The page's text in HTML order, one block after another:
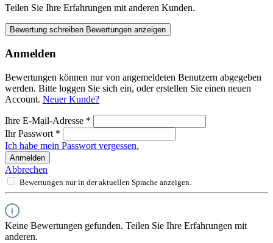
Teilen Sie Ihre Erfahrungen mit anderen Kunden.
Bewertung schreiben Bewertungen anzeigen
Anmelden
Bewertungen können nur von angemeldeten Benutzern abgegeben
werden. Bitte loggen Sie sich ein, oder erstellen Sie einen neuen
Account. Neuer Kunde?
Ihre E-Mail-Adresse *
Ihr Passwort *
Ich habe mein Passwort vergessen.
Anmelden
Abbrechen
Bewertungen nur in der aktuellen Sprache anzeigen.
Keine Bewertungen gefunden. Teilen Sie Ihre Erfahrungen mit
anderen.